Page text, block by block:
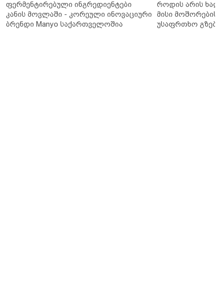
ფერმენტირებული ინგრედიენტები
კანის მოვლაში - კორეული ინოვაციური
ბრენდი Manyo საქართველოშია
როდის არის
მისი მოშორების
უსაფრთხო გზები